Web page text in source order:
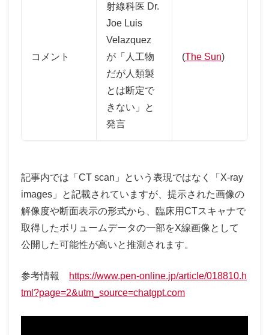
コメント
射線科医 Dr.
Joe Luis
Velazquez
が「人工物
だが人類製
とは断定で
きない」と
発言
(The Sun)
記事内では「CT scan」という表現ではなく「X-ray
images」と記載されていますが、提示された画像の
解像度や断面表示の形式から、臨床用CTスキャナで
取得したボリュームデータの一部をX線画像として
公開した可能性が高いと推測されます。
参考情報
https://www.pen-online.jp/article/018810.h
tml?page=2&utm_source=chatgpt.com